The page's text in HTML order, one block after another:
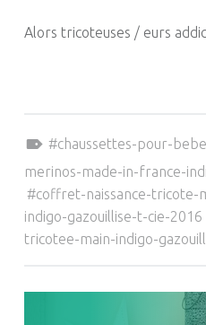
Alors tricoteuses / eurs
chaussettes-pour-
merinos-made-in-france-
coffret-naissance-tricote-
indigo-gazouillise-t-cie-2016
tricotee-main-indigo-
NAVIGATION DE L’ARTICLE